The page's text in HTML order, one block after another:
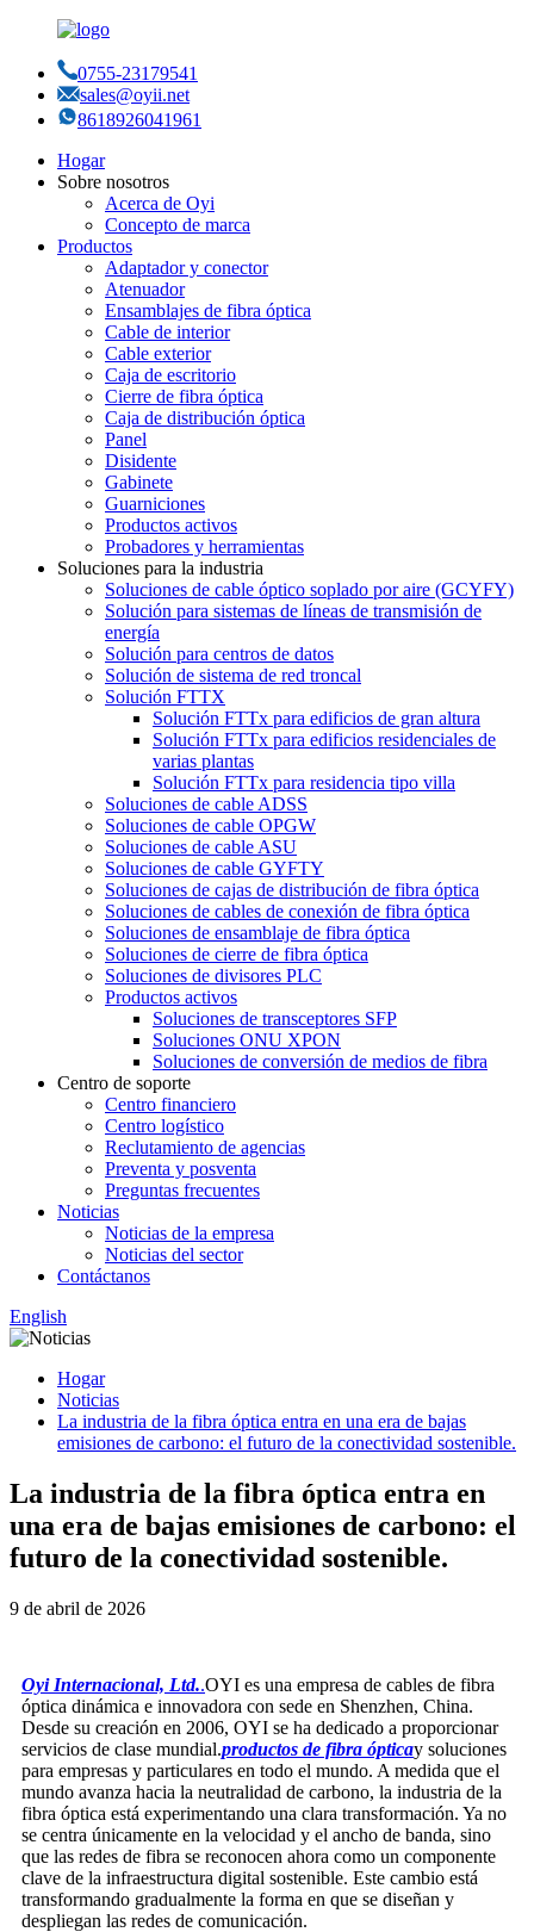
0755-23179541
sales@oyii.net
8618926041961
Hogar
Sobre nosotros
Acerca de Oyi
Concepto de marca
Productos
Adaptador y conector
Atenuador
Ensamblajes de fibra óptica
Cable de interior
Cable exterior
Caja de escritorio
Cierre de fibra óptica
Caja de distribución óptica
Panel
Disidente
Gabinete
Guarniciones
Productos activos
Probadores y herramientas
Soluciones para la industria
Soluciones de cable óptico soplado por aire (GCYFY)
Solución para sistemas de líneas de transmisión de
energía
Solución para centros de datos
Solución de sistema de red troncal
Solución FTTX
Solución FTTx para edificios de gran altura
Solución FTTx para edificios residenciales de
varias plantas
Solución FTTx para residencia tipo villa
Soluciones de cable ADSS
Soluciones de cable OPGW
Soluciones de cable ASU
Soluciones de cable GYFTY
Soluciones de cajas de distribución de fibra óptica
Soluciones de cables de conexión de fibra óptica
Soluciones de ensamblaje de fibra óptica
Soluciones de cierre de fibra óptica
Soluciones de divisores PLC
Productos activos
Soluciones de transceptores SFP
Soluciones ONU XPON
Soluciones de conversión de medios de fibra
Centro de soporte
Centro financiero
Centro logístico
Reclutamiento de agencias
Preventa y posventa
Preguntas frecuentes
Noticias
Noticias de la empresa
Noticias del sector
Contáctanos
English
Hogar
Noticias
La industria de la fibra óptica entra en una era de bajas
emisiones de carbono: el futuro de la conectividad sostenible.
La industria de la fibra óptica entra en
una era de bajas emisiones de carbono: el
futuro de la conectividad sostenible.
9 de abril de 2026
Oyi Internacional, Ltd..OYI es una empresa de cables de fibra
óptica dinámica e innovadora con sede en Shenzhen, China.
Desde su creación en 2006, OYI se ha dedicado a proporcionar
servicios de clase mundial.productos de fibra ópticay soluciones
para empresas y particulares en todo el mundo. A medida que el
mundo avanza hacia la neutralidad de carbono, la industria de la
fibra óptica está experimentando una clara transformación. Ya no
se centra únicamente en la velocidad y el ancho de banda, sino
que las redes de fibra se reconocen ahora como un componente
clave de la infraestructura digital sostenible. Este cambio está
transformando gradualmente la forma en que se diseñan y
despliegan las redes de comunicación.